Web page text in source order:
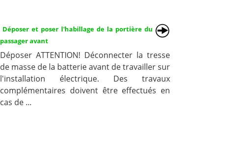
Déposer et poser l'habillage de la portière du
passager avant
Déposer ATTENTION! Déconnecter la tresse
de masse de la batterie avant de travailler sur
l'installation électrique. Des travaux
complémentaires doivent être effectués en
cas de ...